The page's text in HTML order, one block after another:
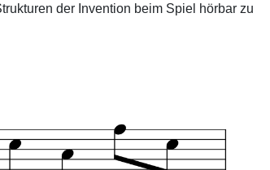
der Invention beim Spiel hörbar zu